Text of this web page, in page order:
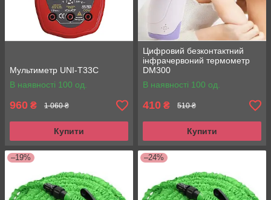
Мультиметр UNI-T33C
В наявності 100 од.
960 ₴ 1 060 ₴
Купити
Цифровий безконтактний
інфрачервоний термометр
DM300
В наявності 100 од.
410 ₴ 510 ₴
Купити
–19% –24%